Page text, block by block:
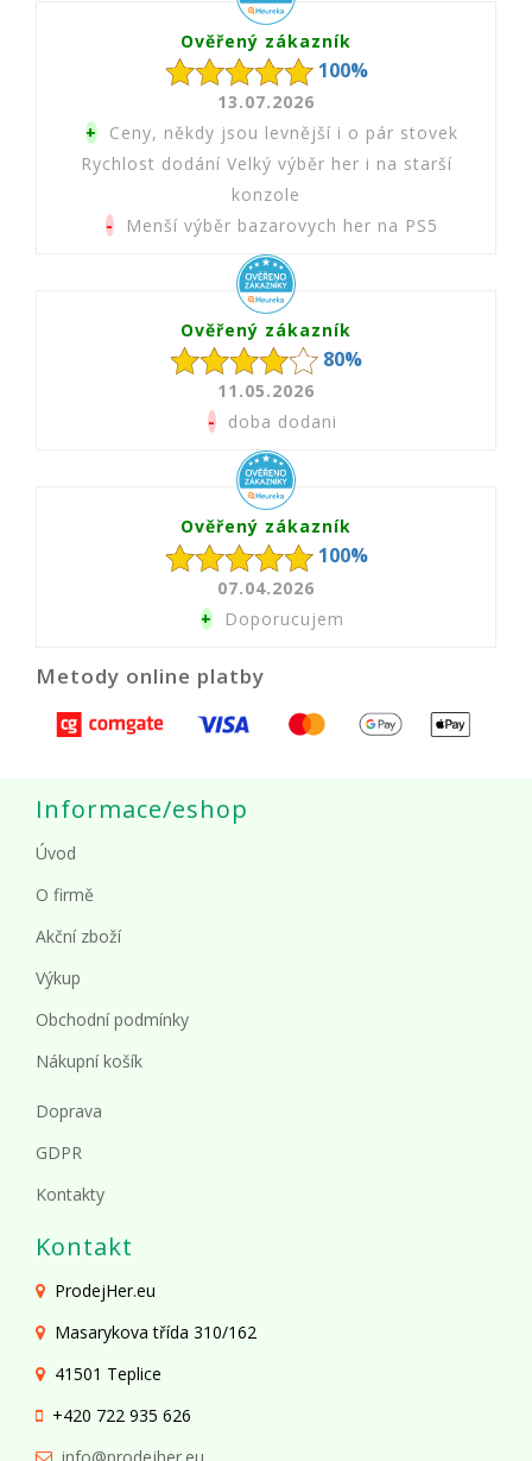
Ověřený zákazník
100%
13.07.2026
+ Ceny, někdy jsou levnější i o pár stovek
Rychlost dodání Velký výběr her i na starší
konzole
- Menší výběr bazarovych her na PS5
Ověřený zákazník
80%
11.05.2026
-doba dodani
Ověřený zákazník
100%
07.04.2026
+Doporucujem
Metody online platby
Informace/eshop
Úvod
O firmě
Akční zboží
Výkup
Obchodní podmínky
Nákupní košík
Doprava
GDPR
Kontakty
Kontakt
ProdejHer.eu
Masarykova třída 310/162
41501 Teplice
+420 722 935 626